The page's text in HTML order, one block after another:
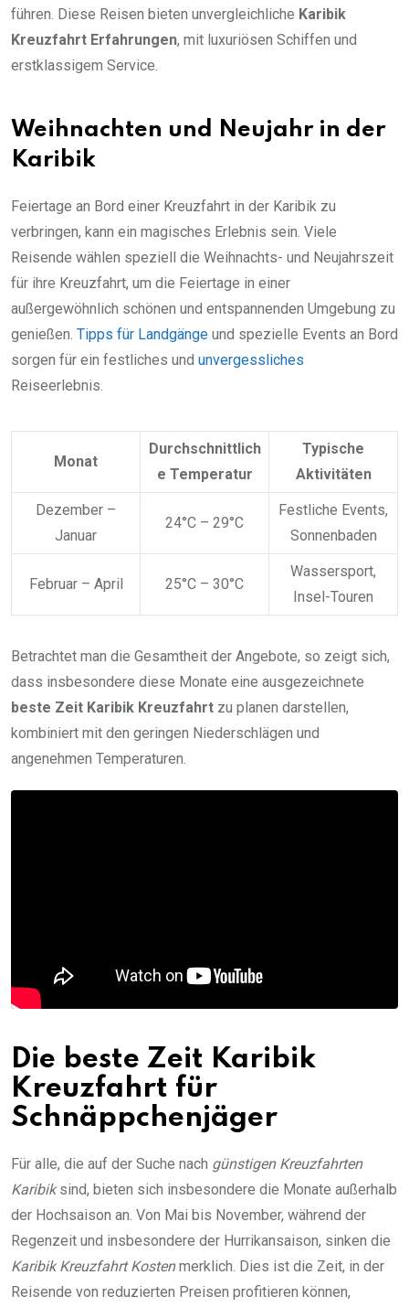
führen. Diese Reisen bieten unvergleichliche Karibik
Kreuzfahrt Erfahrungen, mit luxuriösen Schiffen und
erstklassigem Service.
Weihnachten und Neujahr in der
Karibik
Feiertage an Bord einer Kreuzfahrt in der Karibik zu
verbringen, kann ein magisches Erlebnis sein. Viele
Reisende wählen speziell die Weihnachts- und Neujahrszeit
für ihre Kreuzfahrt, um die Feiertage in einer
außergewöhnlich schönen und entspannenden Umgebung zu
genießen. Tipps für Landgänge und spezielle Events an Bord
sorgen für ein festliches und unvergessliches
Reiseerlebnis.
Monat
Durchschnittlich
e Temperatur
Typische
Aktivitäten
Dezember –
Januar
24°C – 29°C
Festliche Events,
Sonnenbaden
Februar – April 25°C – 30°C
Wassersport,
Insel-Touren
Betrachtet man die Gesamtheit der Angebote, so zeigt sich,
dass insbesondere diese Monate eine ausgezeichnete
beste Zeit Karibik Kreuzfahrt zu planen darstellen,
kombiniert mit den geringen Niederschlägen und
angenehmen Temperaturen.
Die beste Zeit Karibik
Kreuzfahrt für
Schnäppchenjäger
Für alle, die auf der Suche nach günstigen Kreuzfahrten
Karibiksind, bieten sich insbesondere die Monate außerhalb
der Hochsaison an. Von Mai bis November, während der
Regenzeit und insbesondere der Hurrikansaison, sinken die
Karibik Kreuzfahrt Kostenmerklich. Dies ist die Zeit, in der
Reisende von reduzierten Preisen profitieren können,